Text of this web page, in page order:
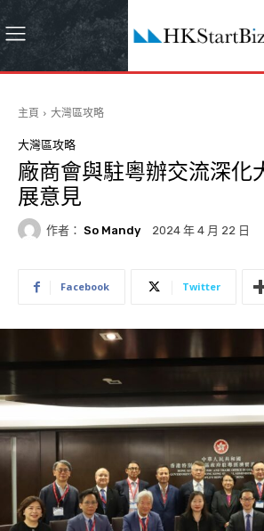
主頁 大灣區攻略
大灣區攻略
廠商會與駐粵辦交流深化
展意見
作者： So Mandy 2024 年 4 月 22 日
Facebook Twitter